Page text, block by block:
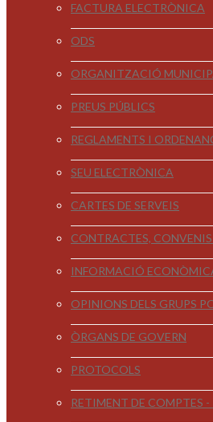
FACTURA ELECTRÒNICA
ODS
ORGANITZACIÓ
PREUS PÚBLICS
REGLAMENTS I
SEU ELECTRÒNICA
CARTES DE SERVEIS
CONTRACTES,
INFORMACIÓ
OPINIONS DELS GRUPS
ÒRGANS DE GOVERN
PROTOCOLS
RETIMENT DE COMPTES -